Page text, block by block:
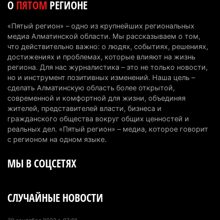
Сильнейшие дзюдоисты мира приехали на
6 августа 2026 г. 12:12
Первый раз с ИИ в первый класс: казахстанских
первоклассников начнут учить искусственному
интеллекту
6 августа 2026 г. 10:47
Казахстанцы назвали доход, при котором не
считают себя бедными
6 августа 2026 г. 09:52
Пожар в Аксайском ущелье под Алматы
полностью ликвидирован спустя три дня
ОПЯТОМ РЕГИОНЕ
«Пятый регион» – одно из крупнейших региональных
медиа Алматинской области. Мы рассказываем о том,
что действительно важно: о людях, событиях, решениях,
достижениях и проблемах, которые влияют на жизнь
региона. Для нас журналистика – это не только новости,
но и инструмент позитивных изменений. Наша цель –
сделать Алматинскую область более открытой,
современной и комфортной для жизни, объединяя
жителей, представителей власти, бизнеса и
гражданского общества вокруг общих ценностей и
реальных дел. «Пятый регион» – медиа, которое говорит
с регионом на одном языке.
МЫ В СОЦСЕТЯХ
СЛУЧАЙНЫЕ НОВОСТИ